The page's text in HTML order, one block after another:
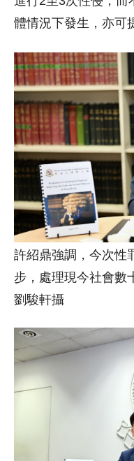
體情況下發生，亦可
許紹鼎強調，今次性
步，處理現今社會數
劉駿軒攝